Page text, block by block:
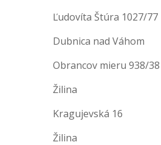
Ľudovíta Štúra 1027/77
Dubnica nad Váhom
Obrancov mieru 938/38
Žilina
Kragujevská 16
Žilina